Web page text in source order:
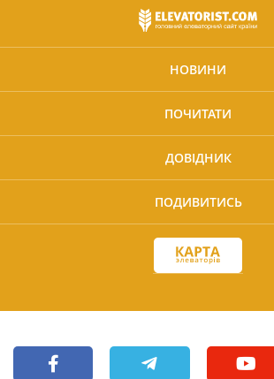
НОВИНИ
ПОЧИТАТИ
ДОВІДНИК
ПОДИВИТИСЬ